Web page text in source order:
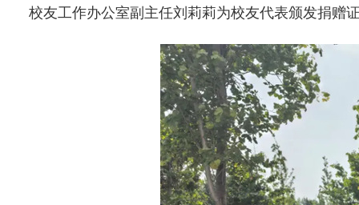
校友工作办公室副主任刘莉莉为校友代表颁发捐赠